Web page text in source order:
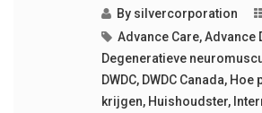
By silvercorporation
Advance Care,Advance
Degeneratieve
DWDC, DWDC Canada, Hoe
krijgen, Huishoudster,